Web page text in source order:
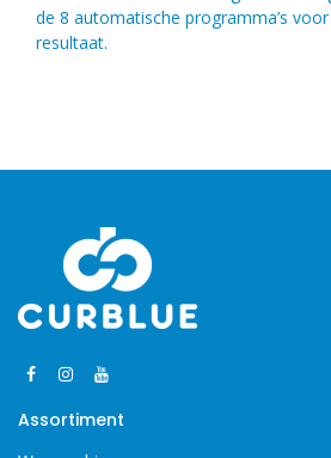
de 8 automatische programma’s
resultaat.
Assortiment